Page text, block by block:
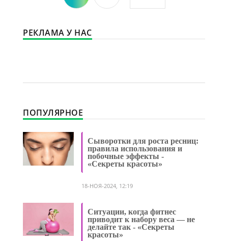
РЕКЛАМА У НАС
ПОПУЛЯРНОЕ
Сыворотки для роста ресниц:
правила использования и
побочные эффекты -
«Секреты красоты»
18-НОЯ-2024, 12:19
Ситуации, когда фитнес
приводит к набору веса — не
делайте так - «Секреты
красоты»